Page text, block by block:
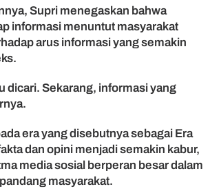
E
r
a
i
l
5
.
0
Supri menegaskan bahwa
informasi menuntut masyarakat
arus informasi yang semakin
dicari. Sekarang, informasi yang
era yang disebutnya sebagai Era
dan opini menjadi semakin kabur,
media sosial berperan besar dalam
masyarakat.